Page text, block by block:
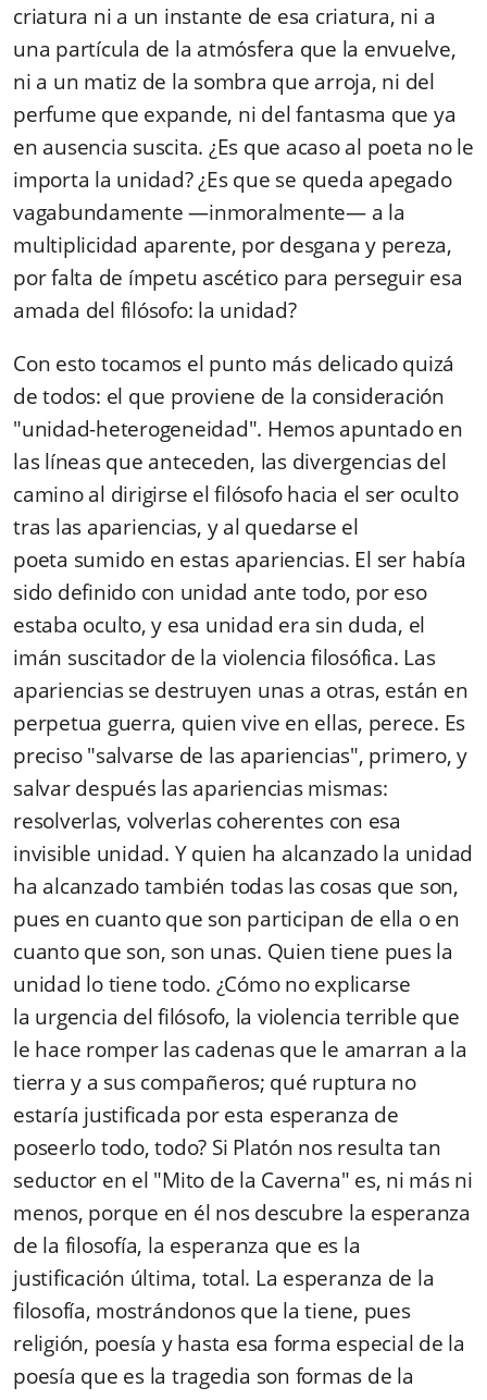
criatura ni a un instante de esa criatura, ni a
una partícula de la atmósfera que la envuelve,
ni a un matiz de la sombra que arroja, ni del
perfume que expande, ni del fantasma que ya
en ausencia suscita. ¿Es que acaso al poeta no le
importa la unidad? ¿Es que se queda apegado
vagabundamente —inmoralmente— a la
multiplicidad aparente, por desgana y pereza,
por falta de ímpetu ascético para perseguir esa
amada del filósofo: la unidad?
Con esto tocamos el punto más delicado quizá
de todos: el que proviene de la consideración
"unidad-heterogeneidad". Hemos apuntado en
las líneas que anteceden, las divergencias del
camino al dirigirse el filósofo hacia el ser oculto
tras las apariencias, y al quedarse el
poeta sumido en estas apariencias. El ser había
sido definido con unidad ante todo, por eso
estaba oculto, y esa unidad era sin duda, el
imán suscitador de la violencia filosófica. Las
apariencias se destruyen unas a otras, están en
perpetua guerra, quien vive en ellas, perece. Es
preciso "salvarse de las apariencias", primero, y
salvar después las apariencias mismas:
resolverlas, volverlas coherentes con esa
invisible unidad. Y quien ha alcanzado la unidad
ha alcanzado también todas las cosas que son,
pues en cuanto que son participan de ella o en
cuanto que son, son unas. Quien tiene pues la
unidad lo tiene todo. ¿Cómo no explicarse
la urgencia del filósofo, la violencia terrible que
le hace romper las cadenas que le amarran a la
tierra y a sus compañeros; qué ruptura no
estaría justificada por esta esperanza de
poseerlo todo, todo? Si Platón nos resulta tan
seductor en el "Mito de la Caverna" es, ni más ni
menos, porque en él nos descubre la esperanza
de la filosofía, la esperanza que es la
justificación última, total. La esperanza de la
filosofía, mostrándonos que la tiene, pues
religión, poesía y hasta esa forma especial de la
poesía que es la tragedia son formas de la